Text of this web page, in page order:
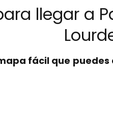
llegar a
fácil que